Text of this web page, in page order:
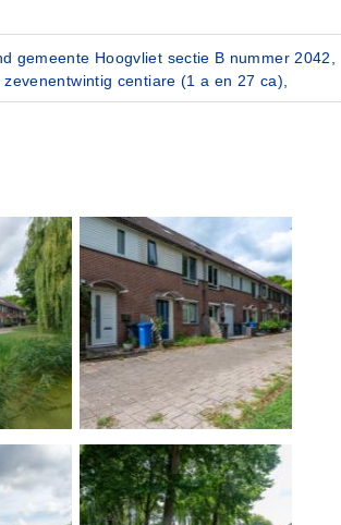
gemeente Hoogvliet sectie B nummer 2042,
centiare (1 a en 27 ca),